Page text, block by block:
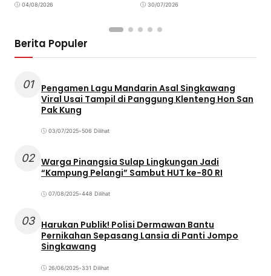
04/08/2026
Pembangunan Daerah
30/07/2026
Berita Populer
01
Pengamen Lagu Mandarin Asal Singkawang
Viral Usai Tampil di Panggung Klenteng Hon San
Pak Kung
03/07/2025•506 Dilihat
02 Warga Pinangsia Sulap Lingkungan Jadi
“Kampung Pelangi” Sambut HUT ke-80 RI
07/08/2025•448 Dilihat
03 Harukan Publik! Polisi Dermawan Bantu
Pernikahan Sepasang Lansia di Panti Jompo
Singkawang
26/06/2025•331 Dilihat